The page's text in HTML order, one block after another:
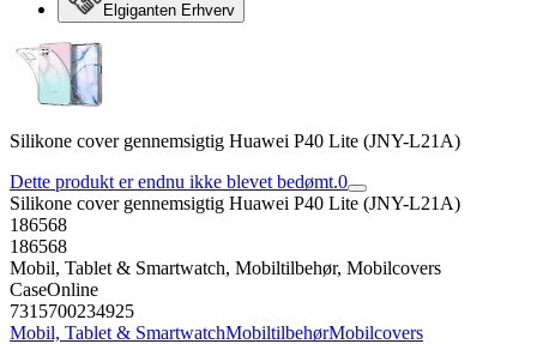
Elgiganten Erhverv
Silikone cover gennemsigtig Huawei P40 Lite (JNY-L21A)
Dette produkt er endnu ikke blevet bedømt.0
Silikone cover gennemsigtig Huawei P40 Lite (JNY-L21A)
186568
186568
Mobil, Tablet & Smartwatch, Mobiltilbehør, Mobilcovers
CaseOnline
7315700234925
Mobil, Tablet & SmartwatchMobiltilbehørMobilcovers